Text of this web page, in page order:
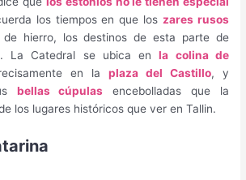
los tiempos en que los zares rusos
de hierro, los destinos de esta parte de
. La Catedral se ubica enla colina de
en la plaza del Castillo, y
bellas cúpulas encebolladas que la
los lugares históricos que ver en Tallin.